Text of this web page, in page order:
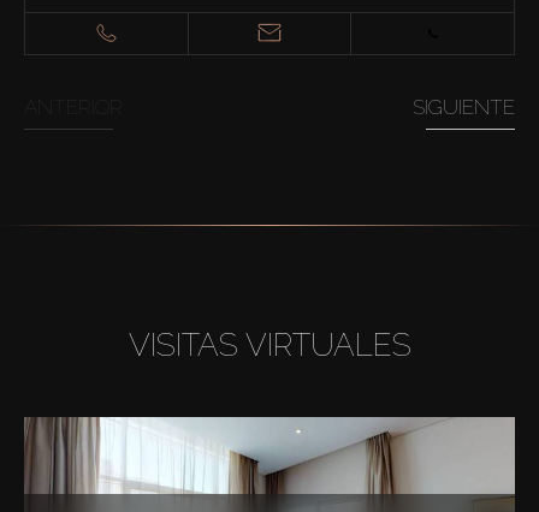
SIGUIENTE
VISITAS VIRTUALES